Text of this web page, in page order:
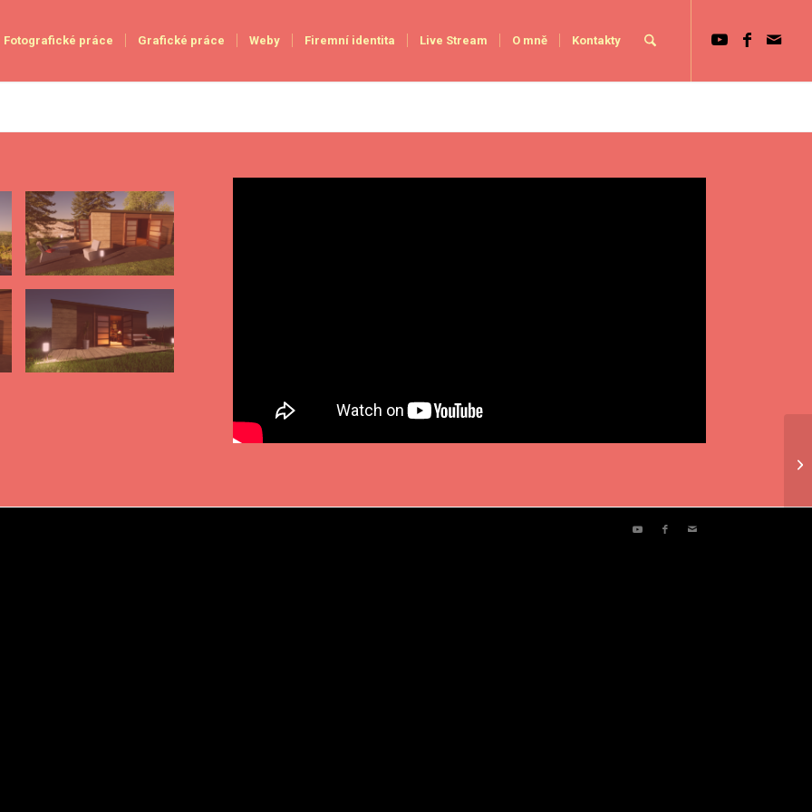
Fotografické práce Grafické práce Weby Firemní identita Live Stream O mně Kontakty